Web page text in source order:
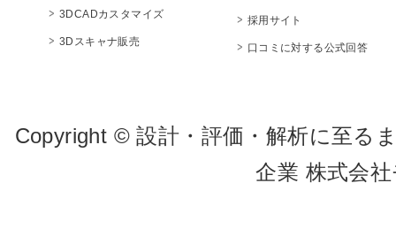
3DCADカスタマイズ
3Dスキャナ販売
採用サイト
口コミに対する公式回答
Copyright © 設計・評価・解析に至る
企業 株式会